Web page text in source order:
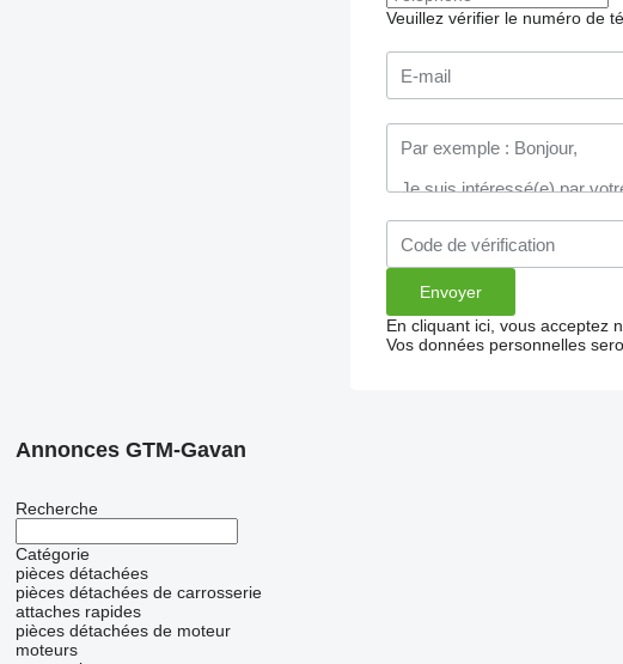
Veuillez vérifier le numéro de
En cliquant ici, vous acceptez
Vos données personnelles
Annonces GTM-Gavan
Recherche
Catégorie
pièces détachées
pièces détachées de carrosserie
attaches rapides
pièces détachées de moteur
moteurs